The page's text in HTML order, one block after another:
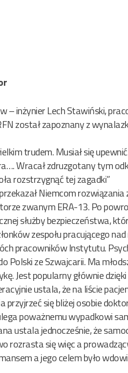
– inżynier Lech Stawiński,
został zapoznany z
trudem. Musiał się
Wracał zdruzgotany tym
rozstrzygnąć tej zagadki”
Niemcom
zwanym ERA-13. Po
służby bezpieczeństwa,
zespołu pracującego
pracowników Instytutu.
Polski ze Szwajcarii. Ma
Jest popularny głównie
ustala, że na liście
przyjrzeć się bliżej osobie
poważnemu wypadkowi
ustala jednocześnie, że
rozrasta się więc a
a jego celem było